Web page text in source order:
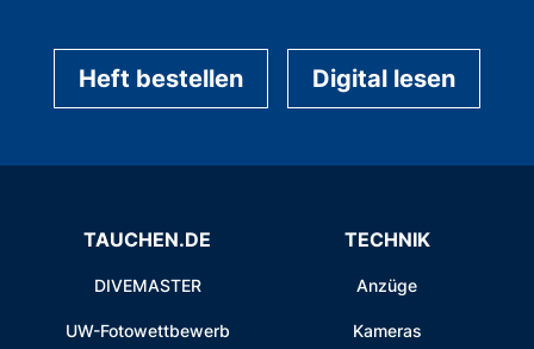
Heft bestellen Digital lesen
TAUCHEN.DE
DIVEMASTER
UW-Fotowettbewerb
TECHNIK
Anzüge
Kameras